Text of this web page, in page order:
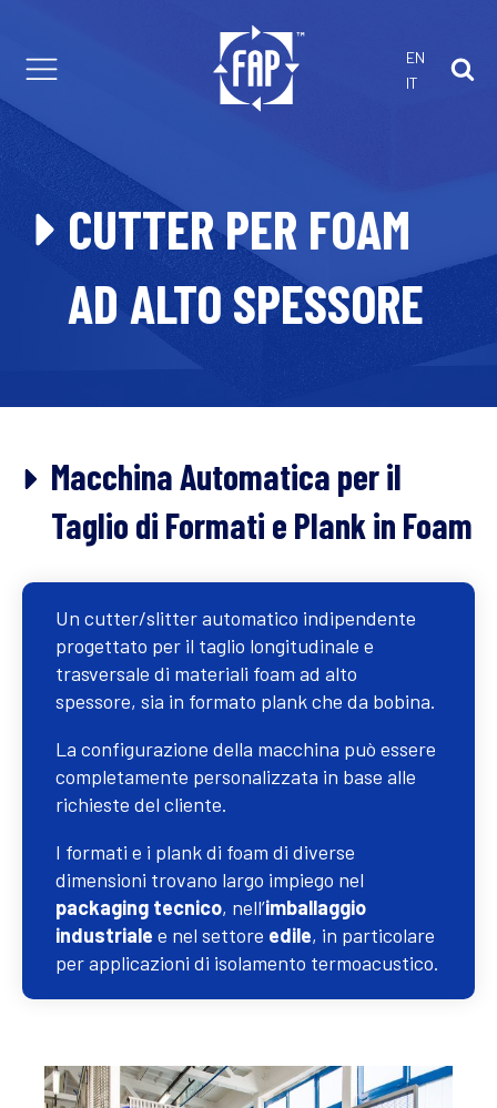
con noi
EN
IT
CUTTER PER FOAM
AD ALTO SPESSORE
Macchina Automatica per il
Taglio di Formati e Plank in Foam
Un cutter/slitter automatico indipendente
progettato per il taglio longitudinale e
trasversale di materiali foam ad alto
spessore, sia in formato plank che da bobina.
La configurazione della macchina può essere
completamente personalizzata in base alle
richieste del cliente.
I formati e i plank di foam di diverse
dimensioni trovano largo impiego nel
packaging tecnico, nell’imballaggio
industriale e nel settore edile, in particolare
per applicazioni di isolamento termoacustico.